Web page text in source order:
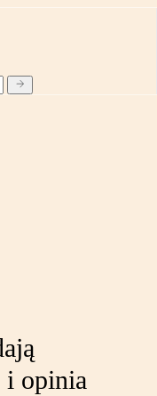
i opinia